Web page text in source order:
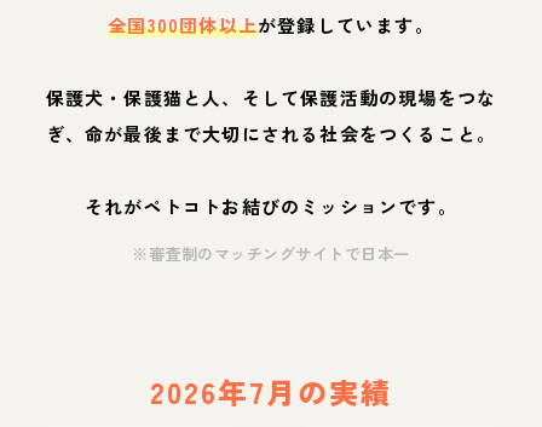
全国300団体以上が登録しています。
保護犬・保護猫と人、そして保護活動の現場をつな
ぎ、命が最後まで大切にされる社会をつくること。
それがペトコトお結びのミッションです。
※審査制のマッチングサイトで日本一
2026年7月の実績